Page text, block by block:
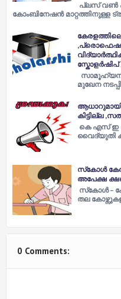
പ്ലസ് വൺ
കോംബിനേഷൻ മാറ്റത്തിനുള്ള
സ്കോളർഷിപ്
മുഖേന
ആധാറുമായി
കിട്ടില്ല
കെ എസ് ഇ
വൈദ്യുതി
സ്‌കോൾ
അപേക്ഷ
സ്‌കോൾ –
തല
0 Comments: